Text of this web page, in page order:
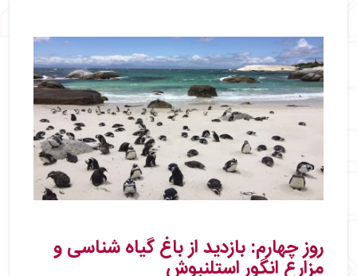
روز چهارم: بازدید از باغ گیاه‌ شناسی و
مزارع انگور استلنبوش